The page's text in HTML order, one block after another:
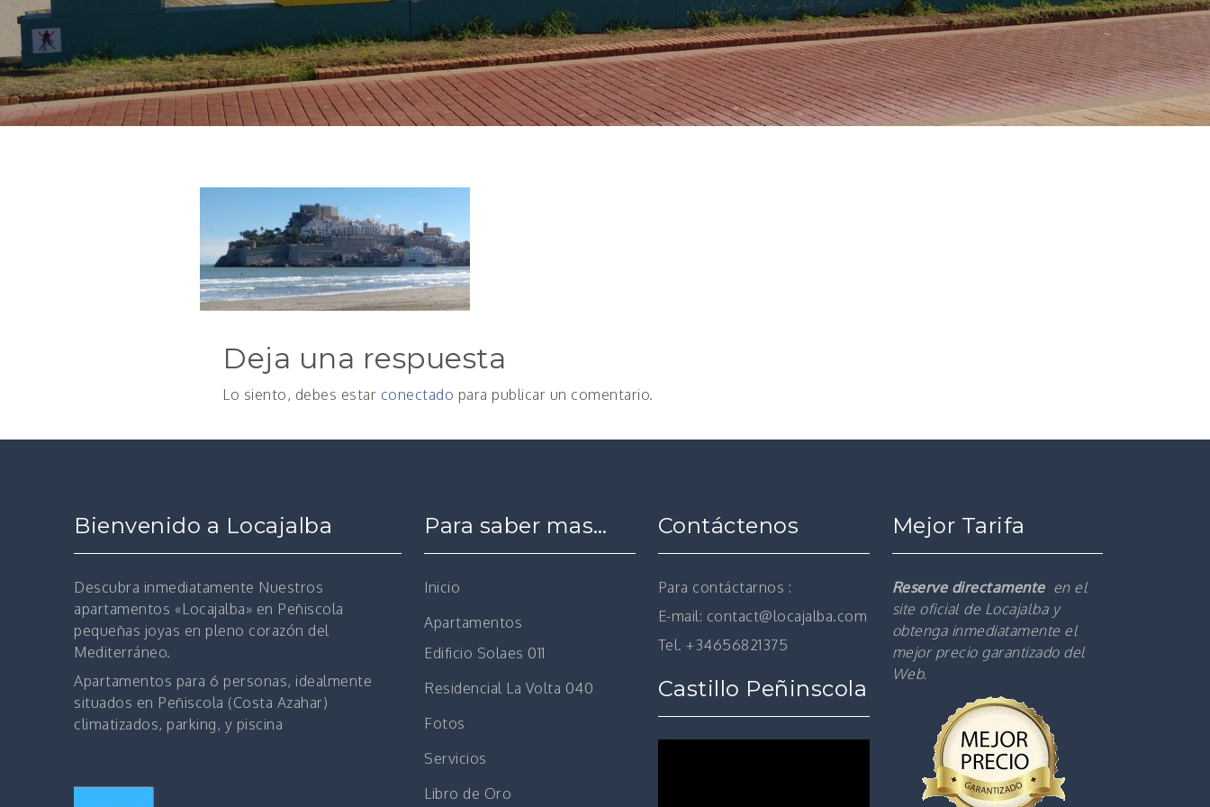
Deja una respuesta
Lo siento, debes estar conectado para publicar un comentario.
Bienvenido a Locajalba
Descubra inmediatamente Nuestros
apartamentos «Locajalba» en Peñiscola
pequeñas joyas en pleno corazón del
Mediterráneo.
Apartamentos para 6 personas, idealmente
situados en Peñiscola (Costa Azahar)
climatizados, parking, y piscina
Para saber mas…
Inicio
Apartamentos
Edificio Solaes 011
Residencial La Volta 040
Fotos
Servicios
Libro de Oro
Contáctenos
Para contáctarnos :
E-mail: contact@locajalba.com
Tel. +34656821375
Castillo Peñinscola
Mejor Tarifa
Reserve directamente en el
site oficial de Locajalba y
obtenga inmediatamente el
mejor precio garantizado del
Web.